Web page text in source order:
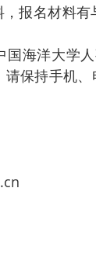
报名材料
海洋大学
保持手机